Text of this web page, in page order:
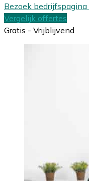
Bezoek bedrijfspagina
Vergelijk offertes
Gratis - Vrijblijvend